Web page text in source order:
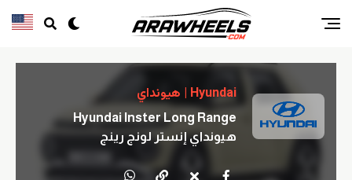
Hyundai | هيونداي
Hyundai Inster Long Range
هيونداي إنستر لونج رينج